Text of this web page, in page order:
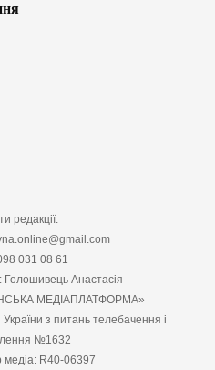
редакції:
031 08 61
Голошивець Анастасія
МЕДІАПЛАТФОРМА»
з питань телебачення і
№1632
медіа: R40-06397